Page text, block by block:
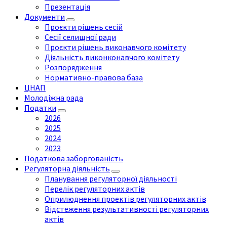
Презентація
Документи
Проєкти рішень сесій
Сесії селищної ради
Проєкти рішень виконавчого комітету
Діяльність виконконавчого комітету
Розпорядження
Нормативно-правова база
ЦНАП
Молодіжна рада
Податки
2026
2025
2024
2023
Податкова заборгованість
Регуляторна діяльність
Планування регуляторної діяльності
Перелік регуляторних актів
Оприлюднення проектів регуляторних актів
Відстеження результативності регуляторних
актів